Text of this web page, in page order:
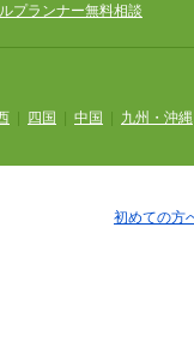
プランナー無料相談
四国 中国 九州・沖縄
初めての方